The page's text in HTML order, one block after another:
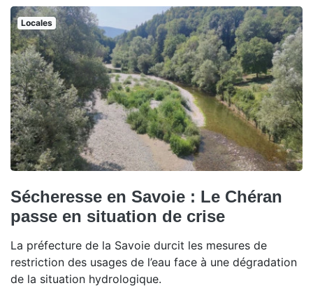
Locales
Sécheresse en Savoie : Le Chéran
passe en situation de crise
La préfecture de la Savoie durcit les mesures de
restriction des usages de l’eau face à une dégradation
de la situation hydrologique.